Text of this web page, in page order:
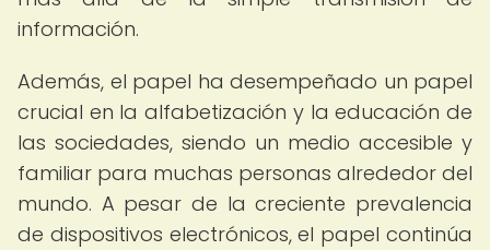
información.
Además, el papel ha desempeñado un papel
crucial en la alfabetización y la educación de
las sociedades, siendo un medio accesible y
familiar para muchas personas alrededor del
mundo. A pesar de la creciente prevalencia
de dispositivos electrónicos, el papel continúa